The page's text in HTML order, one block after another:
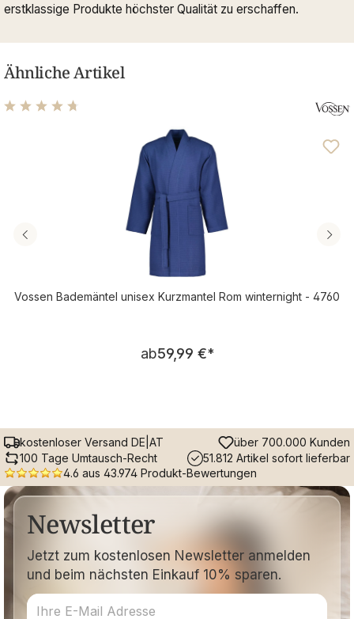
erstklassige Produkte höchster Qualität zu erschaffen.
Ähnliche Artikel
Durchschnittliche Bewertung von 4.71 von 5 Sternen
Vossen Bademäntel unisex Kurzmantel Rom winternight - 4760
Regulärer Preis:
ab59,99 €*
kostenloser Versand DE|AT
über 700.000 Kunden
100 Tage Umtausch-Recht
51.812 Artikel sofort lieferbar
4.6 aus 43.974 Produkt-Bewertungen
Newsletter
Jetzt zum kostenlosen Newsletter anmelden
und beim nächsten Einkauf 10% sparen.